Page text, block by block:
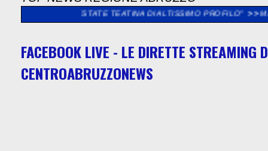
TEATINA DI ALTISSIMO PROFILO" >> MARCINELLE,
FACEBOOK LIVE - LE DIRETTE STREAMING
CENTROABRUZZONEWS